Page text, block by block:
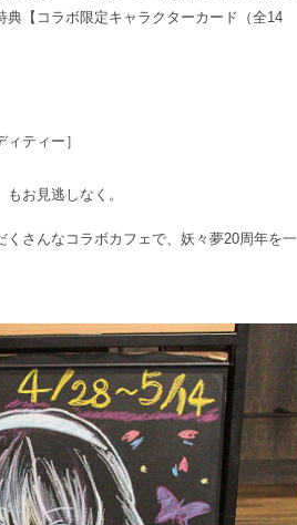
【コラボ限定キャラクターカード（全14
ティー］
お見逃しなく。
さんなコラボカフェで、妖々夢20周年を一